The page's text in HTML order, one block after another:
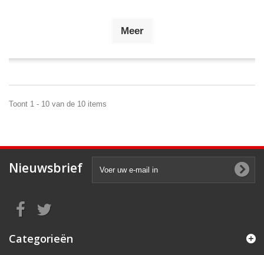
Meer
Toont 1 - 10 van de 10 items
Nieuwsbrief
Categorieën